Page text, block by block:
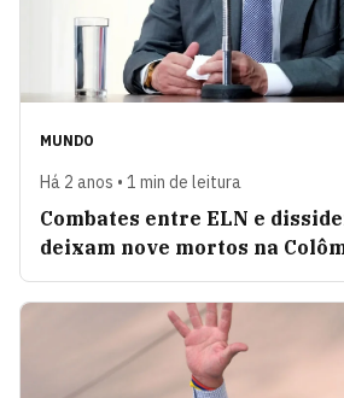
MUNDO
Há 2 anos • 1 min de leitura
Combates entre ELN e
deixam nove mortos na